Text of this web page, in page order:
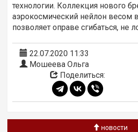
технологии. Коллекция нового
аэрокосмический нейлон весом
позволяет оправе сгибаться, не
22.07.2020 11:33
Мошеева Ольга
Поделиться:
новости